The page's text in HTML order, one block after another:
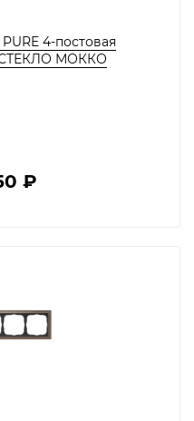
4-постовая
МОККО
₽